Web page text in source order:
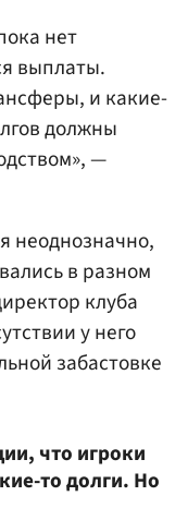
нет
выплаты.
и какие-
должны
—
неоднозначно,
в разном
клуба
у него
забастовке
что игроки
то долги. Но